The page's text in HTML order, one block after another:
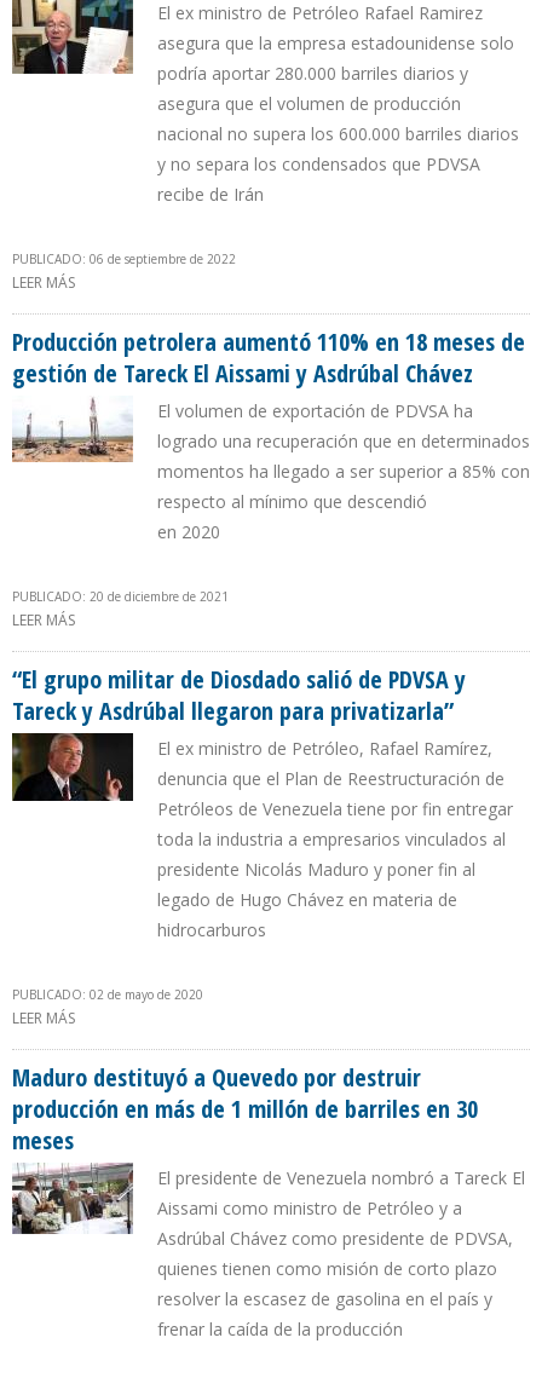
El ex ministro de Petróleo Rafael Ramirez
asegura que la empresa estadounidense solo
podría aportar 280.000 barriles diarios y
asegura que el volumen de producción
nacional no supera los 600.000 barriles diarios
y no separa los condensados que PDVSA
recibe de Irán
PUBLICADO: 06 de septiembre de 2022
LEER MÁS
Producción petrolera aumentó 110% en 18 meses de
gestión de Tareck El Aissami y Asdrúbal Chávez
El volumen de exportación de PDVSA ha
logrado una recuperación que en determinados
momentos ha llegado a ser superior a 85% con
respecto al mínimo que descendió
en 2020
PUBLICADO: 20 de diciembre de 2021
LEER MÁS
“El grupo militar de Diosdado salió de PDVSA y
Tareck y Asdrúbal llegaron para privatizarla”
El ex ministro de Petróleo, Rafael Ramírez,
denuncia que el Plan de Reestructuración de
Petróleos de Venezuela tiene por fin entregar
toda la industria a empresarios vinculados al
presidente Nicolás Maduro y poner fin al
legado de Hugo Chávez en materia de
hidrocarburos
PUBLICADO: 02 de mayo de 2020
LEER MÁS
Maduro destituyó a Quevedo por destruir
producción en más de 1 millón de barriles en 30
meses
El presidente de Venezuela nombró a Tareck El
Aissami como ministro de Petróleo y a
Asdrúbal Chávez como presidente de PDVSA,
quienes tienen como misión de corto plazo
resolver la escasez de gasolina en el país y
frenar la caída de la producción